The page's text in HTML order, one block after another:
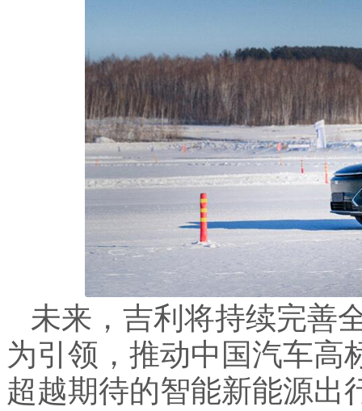
未来，吉利将持续完善
为引领，推动中国汽车
超越期待的智能新能源出